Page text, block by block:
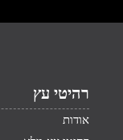
רהיטי עץ
אודות